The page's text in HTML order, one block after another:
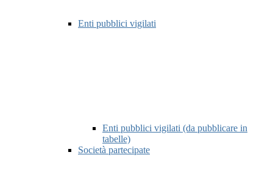
Enti pubblici vigilati
Enti pubblici vigilati (da pubblicare in
tabelle)
Società partecipate